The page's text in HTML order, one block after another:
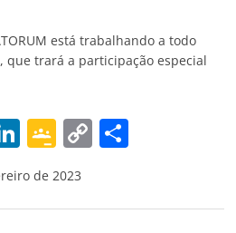
está trabalhando a todo
que trará a participação especial
Li
k
e
G
o
o
gl
C
y p
de 2023